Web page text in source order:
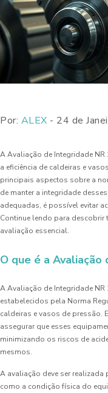
Por: ALEX - 24 de
A Avaliação de Integridade
a eficiência de caldeiras e
principais aspectos sobre a
de manter a integridade
adequadas, é possível evitar
Continue lendo para descobrir
avaliação essencial.
O que é a
A Avaliação de Integridade
estabelecidos pela Norma
caldeiras e vasos de pressão.
assegurar que esses
minimizando os riscos de
mesmos.
A avaliação deve ser
como a condição física do